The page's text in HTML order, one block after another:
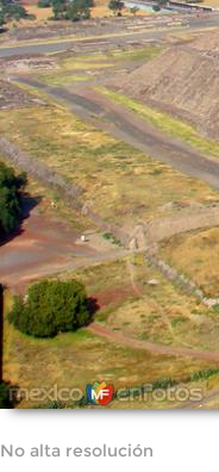
No alta resolución